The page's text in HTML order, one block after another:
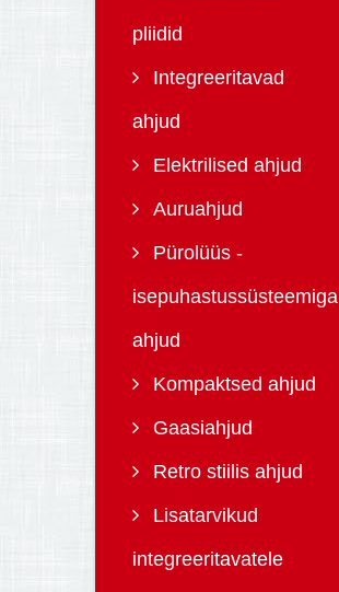
pliidid
Integreeritavad
ahjud
Elektrilised ahjud
Auruahjud
Pürolüüs -
isepuhastussüsteemiga
ahjud
Kompaktsed ahjud
Gaasiahjud
Retro stiilis ahjud
Lisatarvikud
integreeritavatele